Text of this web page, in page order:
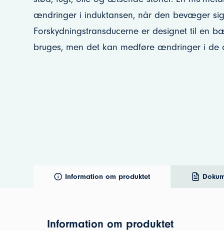
ændringer i induktansen, når den bevæger
Forskydningstransducerne er designet til en
bruges, men det kan medføre ændringer i de
Information om produktet
Information om produktet